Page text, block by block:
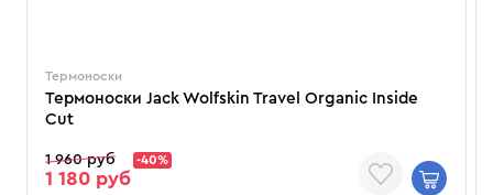
Термоноски
Термоноски Jack Wolfskin Travel Organic Inside
Cut
1 960 руб -40%
1 180 руб